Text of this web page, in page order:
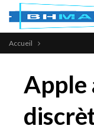
Accueil
Apple